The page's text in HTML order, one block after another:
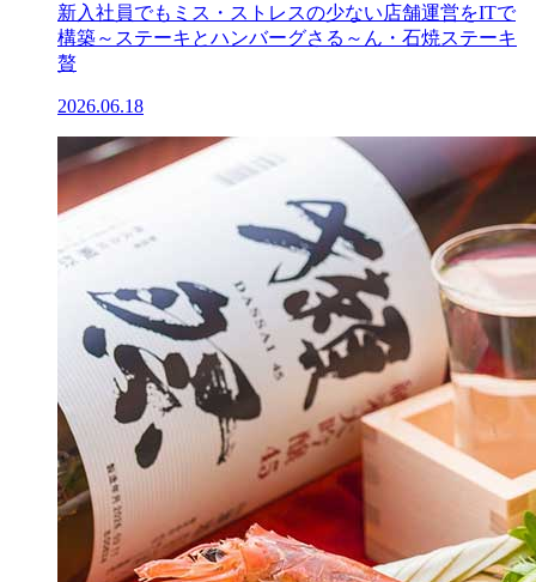
新入社員でもミス・ストレスの少ない店舗運営をITで
構築～ステーキとハンバーグさる～ん・石焼ステーキ
贅
2026.06.18